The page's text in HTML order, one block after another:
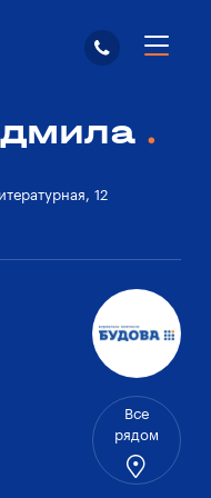
12
Все
рядом